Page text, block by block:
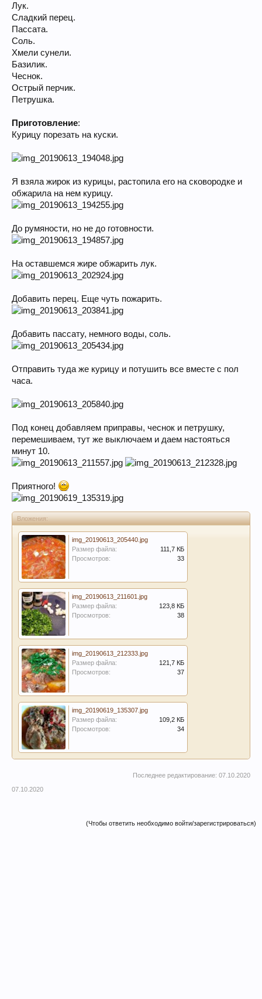
Лук.
Сладкий перец.
Пассата.
Соль.
Хмели сунели.
Базилик.
Чеснок.
Острый перчик.
Петрушка.
Приготовление:
Курицу порезать на куски.
Я взяла жирок из курицы, растопила его на сковородке и
обжарила на нем курицу.
До румяности, но не до готовности.
На оставшемся жире обжарить лук.
Добавить перец. Еще чуть пожарить.
Добавить пассату, немного воды, соль.
Отправить туда же курицу и потушить все вместе с пол
часа.
Под конец добавляем приправы, чеснок и петрушку,
перемешиваем, тут же выключаем и даем настояться
минут 10.
Приятного!
Вложения:
img_20190613_205440.jpg
Размер файла:
111,7 КБ
Просмотров:
33
img_20190613_211601.jpg
Размер файла:
123,8 КБ
Просмотров:
38
img_20190613_212333.jpg
Размер файла:
121,7 КБ
Просмотров:
37
img_20190619_135307.jpg
Размер файла:
109,2 КБ
Просмотров:
34
Последнее редактирование: 07.10.2020
07.10.2020
(Чтобы ответить необходимо войти/зарегистрироваться)